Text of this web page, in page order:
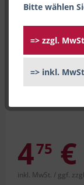
475 €
inkl. MwSt. / ggf.
Bitte wählen
=> zzgl.
=> inkl.